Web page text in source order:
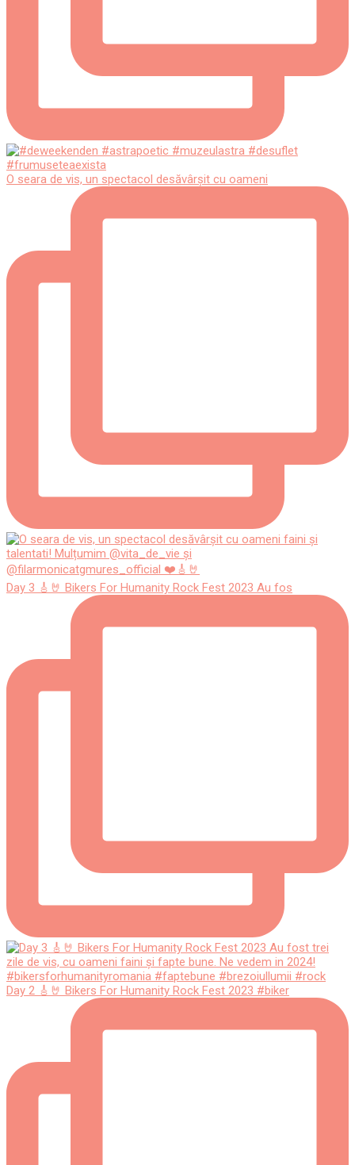
O seara de vis, un spectacol desăvârșit cu oameni
Day 3 🎸🤘 Bikers For Humanity Rock Fest 2023 Au fos
Day 2 🎸🤘 Bikers For Humanity Rock Fest 2023 #biker